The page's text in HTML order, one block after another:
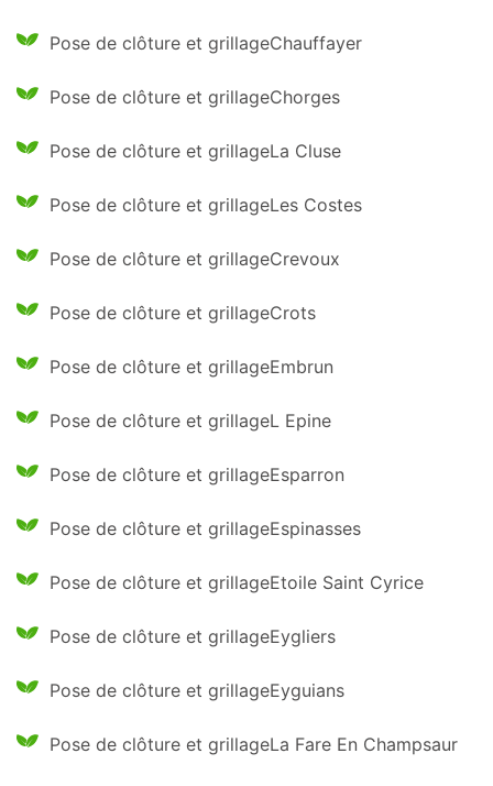
Pose de clôture et grillageChauffayer
Pose de clôture et grillageChorges
Pose de clôture et grillageLa Cluse
Pose de clôture et grillageLes Costes
Pose de clôture et grillageCrevoux
Pose de clôture et grillageCrots
Pose de clôture et grillageEmbrun
Pose de clôture et grillageL Epine
Pose de clôture et grillageEsparron
Pose de clôture et grillageEspinasses
Pose de clôture et grillageEtoile Saint Cyrice
Pose de clôture et grillageEygliers
Pose de clôture et grillageEyguians
Pose de clôture et grillageLa Fare En Champsaur